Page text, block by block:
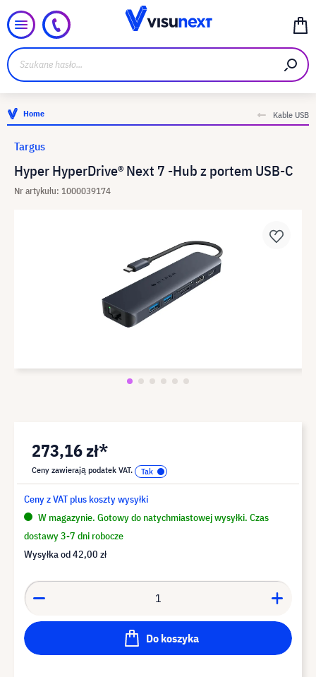
Home Kable USB
Hyper HyperDrive® Next 7 -Hub z portem USB-C
Nr artykułu: 1000039174
Targus
273,16 zł*
Ceny zawierają podatek VAT.
Ceny z VAT plus koszty wysyłki
W magazynie. Gotowy do natychmiastowej wysyłki. Czas
dostawy 3-7 dni robocze
Wysyłka od42,00 zł
Do koszyka